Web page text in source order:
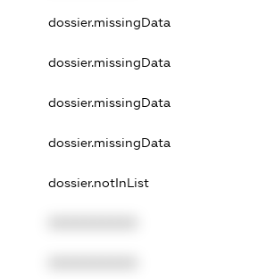
dossier.missingData
dossier.missingData
dossier.missingData
dossier.missingData
dossier.notInList